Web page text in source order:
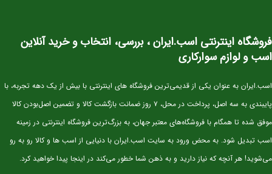
استخوان‌بندی قوی و مناسب برای کار پرشی
گام‌های متعادل، ریتمیک و ایده‌آل برای آینده‌سازی
تمرکز بالا و واکنش سریع در محیط‌های جدید
ساختار بدنی استاندارد برای پرورش به سطح حرفه‌ای
⭐ مناسب برای چه افرادی؟
سوارکارانی که به دنبال اسب آینده‌ساز برای پرش
هستند
فروشگاه اینترنتی اسب.ایران ، بررسی، انتخاب و خرید آنلاین
اسب و لوازم سوارکاری
اسب.ایران به عنوان یکی از قدیمی‌ترین فروشگاه های اینترنتی با بیش از یک دهه تجربه، با
پایبندی به سه اصل، پرداخت در محل، ۷ روز ضمانت بازگشت کالا و تضمین اصل‌بودن کالا
موفق شده تا همگام با فروشگاه‌های معتبر جهان، به بزرگ‌ترین فروشگاه اینترنتی در زمینه
اسب تبدیل شود. به محض ورود به سایت اسب.ایران با دنیایی از اسب ها و کالا رو به رو
می‌شوید! هر آنچه که نیاز دارید و به ذهن شما خطور می‌کند در اینجا پیدا خواهید کرد.